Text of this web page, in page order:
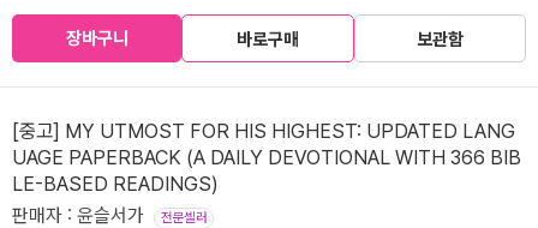
장바구니 바로구매 보관함
[중고] MY UTMOST FOR HIS HIGHEST: UPDATED LANG
UAGE PAPERBACK (A DAILY DEVOTIONAL WITH 366 BIB
LE-BASED READINGS)
판매자 : 윤슬서가 전문셀러